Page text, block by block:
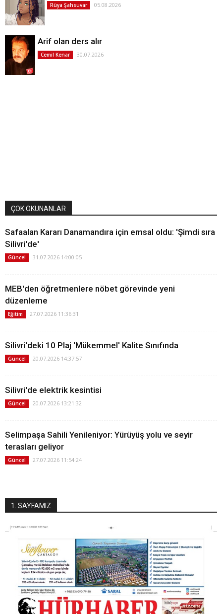
Rüya Şahsuvar 05.08.2026
Arif olan ders alır
Cemil Kenar 30.07.2026
ÇOK OKUNANLAR
Safaalan Kararı Danamandıra için emsal oldu: 'Şimdi sıra
Silivri'de'
Güncel 31.07.2026 14:00:05
MEB'den öğretmenlere nöbet görevinde yeni
düzenleme
Eğitim 27.07.2026 11:36:31
Silivri'deki 10 Plaj 'Mükemmel' Kalite Sınıfında
Güncel 20.07.2026 14:37:57
Silivri'de elektrik kesintisi
Güncel 20.07.2026 13:21:32
Selimpaşa Sahili Yenileniyor: Yürüyüş yolu ve seyir
terasları geliyor
Güncel 27.07.2026 11:54:24
1. SAYFAMIZ